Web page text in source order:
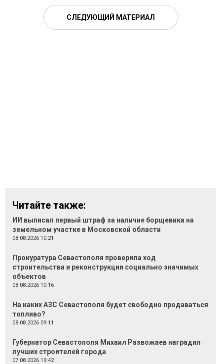
СЛЕДУЮЩИЙ МАТЕРИАЛ
Читайте также:
ИИ выписал первый штраф за наличие борщевика на
земельном участке в Московской области
08.08.2026 10:21
Прокуратура Севастополя проверила ход
строительства и реконструкции социально значимых
объектов
08.08.2026 10:16
На каких АЗС Севастополя будет свободно продаваться
топливо?
08.08.2026 09:11
Губернатор Севастополя Михаил Развожаев наградил
лучших строителей города
07.08.2026 19:42